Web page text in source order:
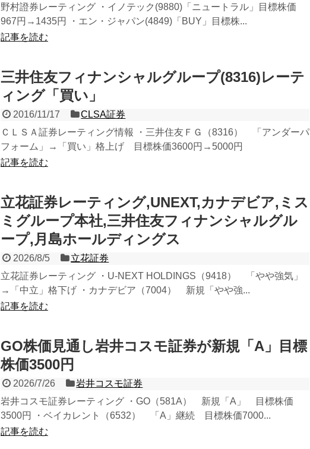
野村證券レーティング ・イノテック(9880)「ニュートラル」目標株価
967円→1435円 ・エン・ジャパン(4849)「BUY」目標株...
記事を読む
三井住友フィナンシャルグループ(8316)レーテ
ィング「買い」
2016/11/17
CLSA証券
ＣＬＳＡ証券レーティング情報 ・三井住友ＦＧ（8316） 「アンダーパ
フォーム」→「買い」格上げ 目標株価3600円→5000円
記事を読む
立花証券レーティング,UNEXT,カナデビア,ミス
ミグループ本社,三井住友フィナンシャルグル
ープ,月島ホールディングス
2026/8/5
立花証券
立花証券レーティング ・U-NEXT HOLDINGS（9418） 「やや強気」
→「中立」格下げ ・カナデビア（7004） 新規「やや強...
記事を読む
GO株価見通し岩井コスモ証券が新規「A」目標
株価3500円
2026/7/26
岩井コスモ証券
岩井コスモ証券レーティング ・GO（581A） 新規「A」 目標株価
3500円 ・ベイカレント（6532） 「A」継続 目標株価7000...
記事を読む